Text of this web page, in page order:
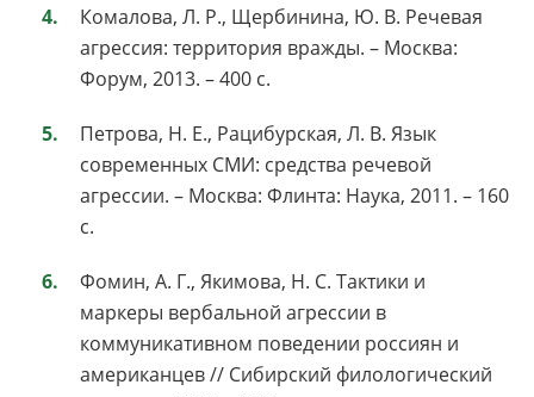
Комалова, Л. Р., Щербинина, Ю. В. Речевая
агрессия: территория вражды. – Москва:
Форум, 2013. – 400 с.
Петрова, Н. Е., Рацибурская, Л. В. Язык
современных СМИ: средства речевой
агрессии. – Москва: Флинта: Наука, 2011. – 160
с.
Фомин, А. Г., Якимова, Н. С. Тактики и
маркеры вербальной агрессии в
коммуникативном поведении россиян и
американцев // Сибирский филологический